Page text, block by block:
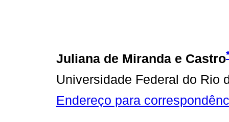
Juliana de Miranda e Castro
Universidade Federal do Rio
Endereço para